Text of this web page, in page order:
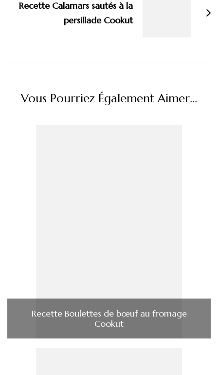
Recette Calamars sautés à la
persillade Cookut
Vous Pourriez Également Aimer...
Recette Boulettes de bœuf au fromage
Cookut